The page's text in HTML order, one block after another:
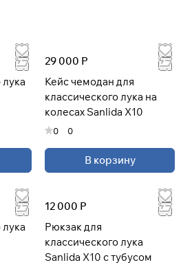
29 000 Р
Кейс чемодан для
классического лука на
колесах Sanlida X10
0 0
В корзину
12 000 Р
Рюкзак для
классического лука
Sanlida X10 с тубусом
купонам не
Остались вопросы?
8 800 302-02-51
plait.ru